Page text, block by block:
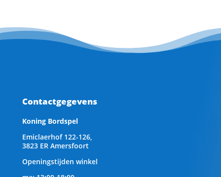
Contactgegevens
Koning Bordspel
Emiclaerhof 122-126,
3823 ER Amersfoort
Openingstijden winkel